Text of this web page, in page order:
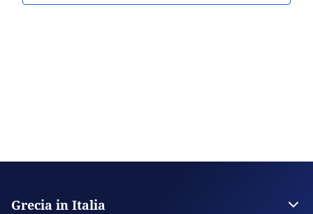
Grecia in Italia